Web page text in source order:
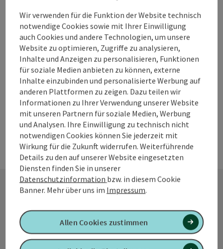
Garten Burgstaller
Leistungen: Kinesiologie Hypnotische Kommunikation und
Trancereise Aromatherapie Psychologische Beratung
Lohnsburg am Kobernaußerwald
Öffnungszeiten
Kontakt
Wir verwenden für die Funktion der Website technisch
notwendige Cookies sowie mit Ihrer Einwilligung
auch Cookies und andere Technologien, um unsere
Website zu optimieren, Zugriffe zu analysieren,
Inhalte und Anzeigen zu personalisieren, Funktionen
für soziale Medien anbieten zu können, externe
Inhalte einzubinden und personalisierte Werbung auf
anderen Plattformen zu zeigen. Dazu teilen wir
Informationen zu Ihrer Verwendung unserer Website
mit unseren Partnern für soziale Medien, Werbung
und Analysen. Ihre Einwilligung zu technisch nicht
notwendigen Cookies können Sie jederzeit mit
Wirkung für die Zukunft widerrufen. Weiterführende
Details zu den auf unserer Website eingesetzten
Diensten finden Sie in unserer
Datenschutzinformation bzw. in diesem Cookie
Banner. Mehr über uns im Impressum.
Allen Cookies zustimmen